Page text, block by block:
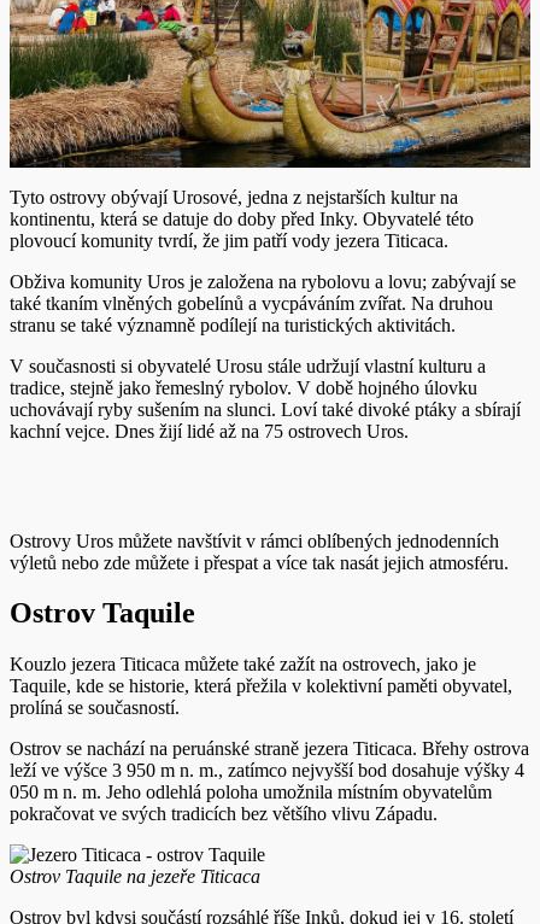
Tyto ostrovy obývají Urosové, jedna z nejstarších kultur na
kontinentu, která se datuje do doby před Inky. Obyvatelé této
plovoucí komunity tvrdí, že jim patří vody jezera Titicaca.
Obživa komunity Uros je založena na rybolovu a lovu; zabývají se
také tkaním vlněných gobelínů a vycpáváním zvířat. Na druhou
stranu se také významně podílejí na turistických aktivitách.
V současnosti si obyvatelé Urosu stále udržují vlastní kulturu a
tradice, stejně jako řemeslný rybolov. V době hojného úlovku
uchovávají ryby sušením na slunci. Loví také divoké ptáky a sbírají
kachní vejce. Dnes žijí lidé až na 75 ostrovech Uros.
Ostrovy Uros můžete navštívit v rámci oblíbených jednodenních
výletů nebo zde můžete i přespat a více tak nasát jejich atmosféru.
Ostrov Taquile
Kouzlo jezera Titicaca můžete také zažít na ostrovech, jako je
Taquile, kde se historie, která přežila v kolektivní paměti obyvatel,
prolíná se současností.
Ostrov se nachází na peruánské straně jezera Titicaca. Břehy ostrova
leží ve výšce 3 950 m n. m., zatímco nejvyšší bod dosahuje výšky 4
050 m n. m. Jeho odlehlá poloha umožnila místním obyvatelům
pokračovat ve svých tradicích bez většího vlivu Západu.
Ostrov Taquile na jezeře Titicaca
Ostrov byl kdysi součástí rozsáhlé říše Inků, dokud jej v 16. století